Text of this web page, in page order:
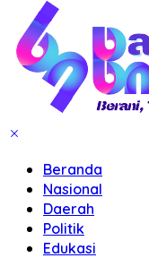
Beranda
Nasional
Daerah
Politik
Edukasi